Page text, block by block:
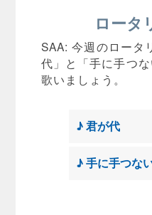
ロータ
SAA: 今週のロータ
代」と「手に手つ
歌いましょう。
♪ 君が代
♪ 手に手つな